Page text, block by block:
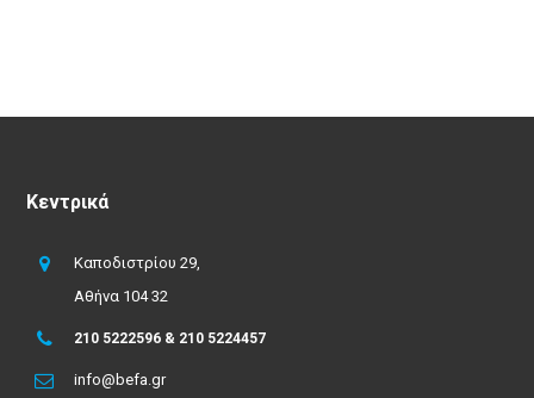
Κεντρικά
Καποδιστρίου 29,
Αθήνα 104 32
210 5222596 & 210 5224457
info@befa.gr